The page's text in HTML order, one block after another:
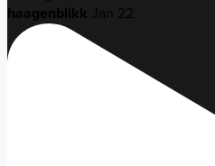
haagenblikk Jan 22